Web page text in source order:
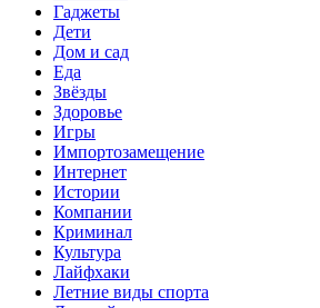
Гаджеты
Дети
Дом и сад
Еда
Звёзды
Здоровье
Игры
Импортозамещение
Интернет
Истории
Компании
Криминал
Культура
Лайфхаки
Летние виды спорта